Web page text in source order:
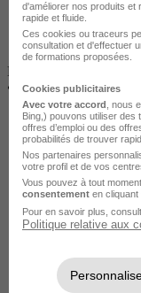
BOULOGNE-
•
En entreprise
d'améliorer nos produits et
rapide et fluide.
Ces cookies ou traceurs
consultation et d'effectuer
de formations proposées.
Cookies publicitaires
Avec votre accord , nous
Bing,) pouvons utiliser
offres d’emploi ou des
probabilités de trouver
Nos partenaires
votre profil et de vos
Vous pouvez à tout moment
consentement en cliquant
Pour en savoir plus,
Politique relative aux